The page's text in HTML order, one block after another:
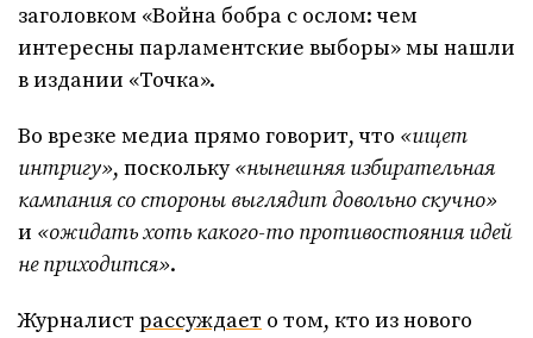
заголовком «Война бобра с ослом: чем
интересны парламентские выборы» мы нашли
в издании «Точка».
Во врезке медиа прямо говорит, что «ищет
интригу», поскольку«нынешняя избирательная
кампания со стороны выглядит довольно скучно»
и «ожидать хоть какого-то противостояния идей
не приходится».
Журналист рассуждает о том, кто из нового